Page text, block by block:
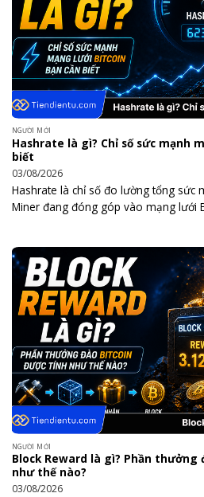
NGƯỜI MỚI
Hashrate là gì? Chỉ số sức mạnh
biết
03/08/2026
Hashrate là chỉ số đo lường tổng sức
Miner đang đóng góp vào mạng lưới
NGƯỜI MỚI
Block Reward là gì? Phần
như thế nào?
03/08/2026